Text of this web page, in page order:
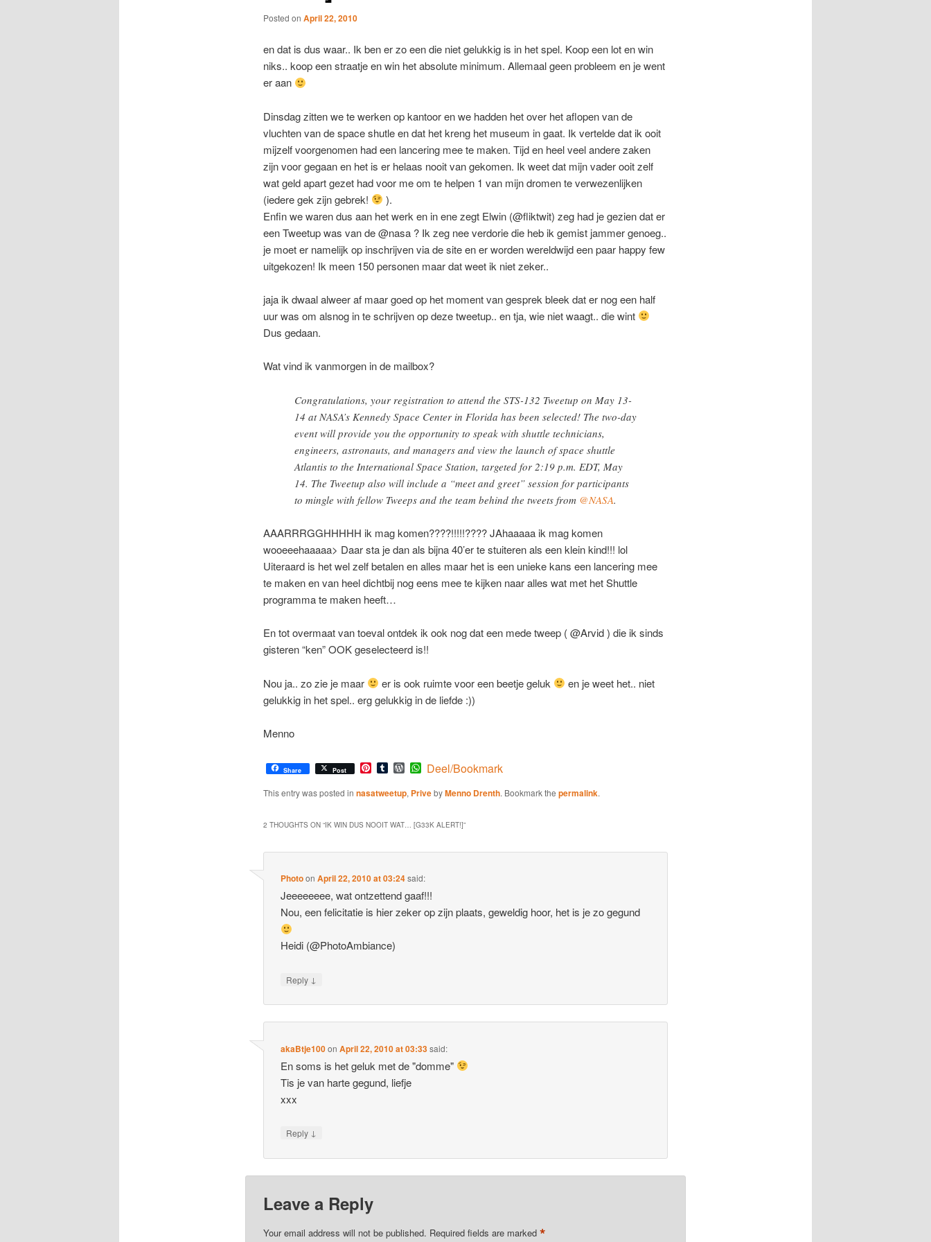
Posted on April 22, 2010
en dat is dus waar.. Ik ben er zo een die niet gelukkig is in het spel. Koop een lot en win
niks.. koop een straatje en win het absolute minimum. Allemaal geen probleem en je went
er aan
Dinsdag zitten we te werken op kantoor en we hadden het over het aflopen van de
vluchten van de space shutle en dat het kreng het museum in gaat. Ik vertelde dat ik ooit
mijzelf voorgenomen had een lancering mee te maken. Tijd en heel veel andere zaken
zijn voor gegaan en het is er helaas nooit van gekomen. Ik weet dat mijn vader ooit zelf
wat geld apart gezet had voor me om te helpen 1 van mijn dromen te verwezenlijken
(iedere gek zijn gebrek!
).
Enfin we waren dus aan het werk en in ene zegt Elwin (@fliktwit) zeg had je gezien dat er
een Tweetup was van de @nasa ? Ik zeg nee verdorie die heb ik gemist jammer genoeg..
je moet er namelijk op inschrijven via de site en er worden wereldwijd een paar happy few
uitgekozen! Ik meen 150 personen maar dat weet ik niet zeker..
jaja ik dwaal alweer af maar goed op het moment van gesprek bleek dat er nog een half
uur was om alsnog in te schrijven op deze tweetup.. en tja, wie niet waagt.. die wint
Dus gedaan.
Wat vind ik vanmorgen in de mailbox?
Congratulations, your registration to attend the STS-132 Tweetup on May 13-
14 at NASA’s Kennedy Space Center in Florida has been selected! The two-day
event will provide you the opportunity to speak with shuttle technicians,
engineers, astronauts, and managers and view the launch of space shuttle
Atlantis to the International Space Station, targeted for 2:19 p.m. EDT, May
14. The Tweetup also will include a “meet and greet” session for participants
to mingle with fellow Tweeps and the team behind the tweets from @NASA.
AAARRRGGHHHHH ik mag komen????!!!!!???? JAhaaaaa ik mag komen
wooeeehaaaaa> Daar sta je dan als bijna 40’er te stuiteren als een klein kind!!! lol
Uiteraard is het wel zelf betalen en alles maar het is een unieke kans een lancering mee
te maken en van heel dichtbij nog eens mee te kijken naar alles wat met het Shuttle
programma te maken heeft…
En tot overmaat van toeval ontdek ik ook nog dat een mede tweep ( @Arvid ) die ik sinds
gisteren “ken” OOK geselecteerd is!!
Nou ja.. zo zie je maar er is ook ruimte voor een beetje geluk
en je weet het.. niet
gelukkig in het spel.. erg gelukkig in de liefde :))
Menno
Share Post Pinterest
TumblrWordPress
WhatsApp
Deel/Bookmark
This entry was posted in nasatweetup, PrivebyMenno Drenth. Bookmark the permalink.
2 THOUGHTS ON “IK WIN DUS NOOIT WAT… [G33K ALERT!]”
PhotoonApril 22, 2010 at 03:24said:
Jeeeeeeee, wat ontzettend gaaf!!!
Nou, een felicitatie is hier zeker op zijn plaats, geweldig hoor, het is je zo gegund
Heidi (@PhotoAmbiance)
Reply ↓
akaBtje100onApril 22, 2010 at 03:33said:
En soms is het geluk met de "domme"
Tis je van harte gegund, liefje
xxx
Reply ↓
Leave a Reply
Your email address will not be published. Required fields are marked *